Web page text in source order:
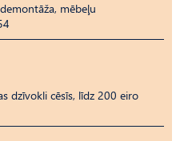
mēbeļu
dzīvokli cēsīs, līdz 200 eiro